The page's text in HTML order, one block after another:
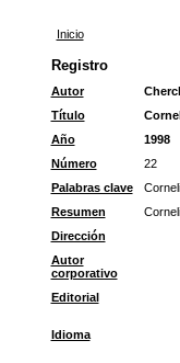
Inicio
Registro
Autor
Título
Año
1998
Número
22
Palabras clave
Resumen
Dirección
Autor
corporativo
Editorial
Idioma